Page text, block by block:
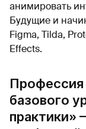
анимировать
Будущие и
Figma, Tilda,
Effects.
Профессия
базового